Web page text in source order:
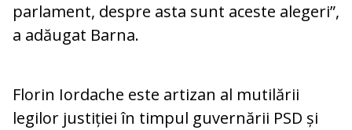
parlament, despre asta sunt aceste alegeri”,
a adăugat Barna.
Florin Iordache este artizan al mutilării
legilor justiției în timpul guvernării PSD și